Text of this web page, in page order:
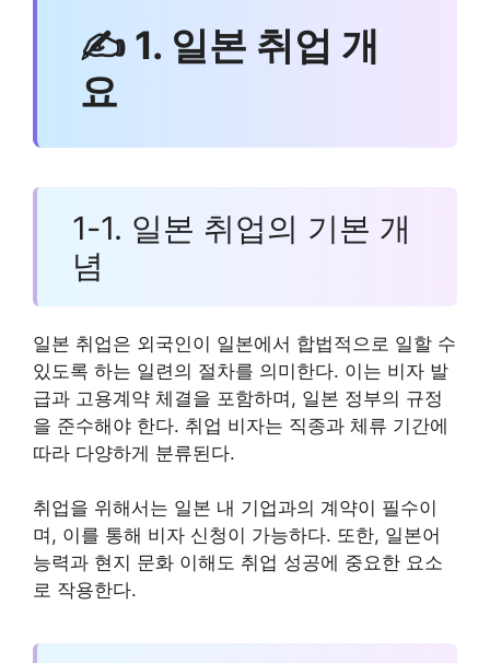
✍ 1. 일본 취업 개
요
1-1. 일본 취업의 기본 개
념
일본 취업은 외국인이 일본에서 합법적으로 일할 수
있도록 하는 일련의 절차를 의미한다. 이는 비자 발
급과 고용계약 체결을 포함하며, 일본 정부의 규정
을 준수해야 한다. 취업 비자는 직종과 체류 기간에
따라 다양하게 분류된다.
취업을 위해서는 일본 내 기업과의 계약이 필수이
며, 이를 통해 비자 신청이 가능하다. 또한, 일본어
능력과 현지 문화 이해도 취업 성공에 중요한 요소
로 작용한다.